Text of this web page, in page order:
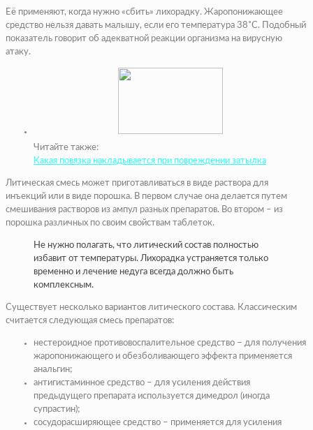
Её применяют, когда нужно «сбить» лихорадку. Жаропонижающее
средство нельзя давать малышу, если его температура 38˚С. Подобный
показатель говорит об адекватной реакции организма на вирусную
атаку.
Читайте также:
Какая повязка накладывается при повреждении затылка
Литическая смесь может приготавливаться в виде раствора для
инъекций или в виде порошка. В первом случае она делается путем
смешивания растворов из ампул разных препаратов. Во втором – из
порошка различных по своим свойствам таблеток.
Не нужно полагать, что литический состав полностью
избавит от температуры. Лихорадка устраняется только
временно и лечение недуга всегда должно быть
комплексным.
Существует несколько вариантов литического состава. Классическим
считается следующая смесь препаратов:
нестероидное противовоспалительное средство – для получения
жаропонижающего и обезболивающего эффекта применяется
анальгин;
антигистаминное средство – для усиления действия
предыдущего препарата используется димедрол (иногда
супрастин);
сосудорасширяющее средство – применяется для усиления